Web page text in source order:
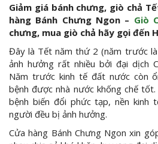
Giảm giá bánh chưng, giò chả
hàng Bánh Chưng Ngon – Giò
chưng, mua giò chả hãy gọi đến
Đây là Tết năm thứ 2 (năm trước
ảnh hưởng rất nhiều bởi đại dịch
Năm trước kinh tế đất nước còn
bệnh được nhà nước khống chế
bệnh biến đổi phức tạp, nền kinh
người đều bị ảnh hưởng.
Cửa hàng Bánh Chưng Ngon xin